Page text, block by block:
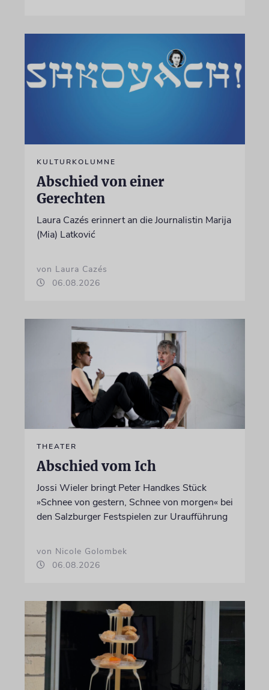
KULTURKOLUMNE
Abschied von einer
Gerechten
Laura Cazés erinnert an die Journalistin Marija
(Mia) Latković
von Laura Cazés
06.08.2026
THEATER
Abschied vom Ich
Jossi Wieler bringt Peter Handkes Stück
»Schnee von gestern, Schnee von morgen« bei
den Salzburger Festspielen zur Uraufführung
von Nicole Golombek
06.08.2026